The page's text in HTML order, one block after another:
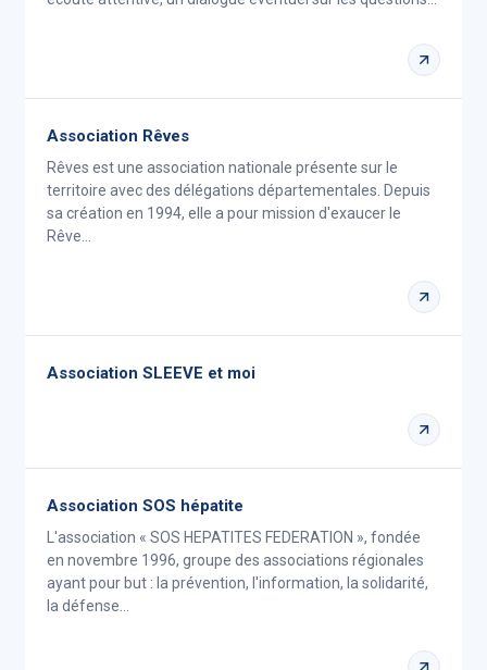
Association Rêves
Rêves est une association nationale présente sur le
territoire avec des délégations départementales. Depuis
sa création en 1994, elle a pour mission d'exaucer le
Rêve…
Association SLEEVE et moi
Association SOS hépatite
L'association « SOS HEPATITES FEDERATION », fondée
en novembre 1996, groupe des associations régionales
ayant pour but : la prévention, l'information, la solidarité,
la défense…